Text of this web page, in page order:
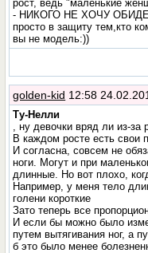
рост, ведь "маленькие
- НИКОГО НЕ ХОЧУ
просто в защиту тем,кто
вы не модель:))
golden-kid 12:58
Ту-Нелли
, ну девочки вряд ли из-
В каждом росте есть свои
И согласна, совсем не
ноги. Могут и при
длинные. Но вот плохо,
Например, у меня тело
голени короткие
Зато теперь все
И если бы можно было
путем вытягивания ног, а
б это было менее